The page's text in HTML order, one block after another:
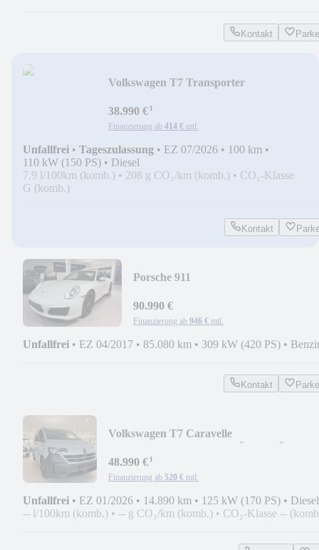
Kontakt
Volkswagen T7 Transporter
38.990 €¹
Finanzierung ab 414 € mtl.
Unfallfrei • Tageszulassung • EZ 07/2026 • 100 km •
110 kW (150 PS) • Diesel
7,9 l/100km (komb.) • 208 g CO₂/km (komb.) • CO₂-Klasse
G (komb.)
Kontakt
Porsche 911
90.990 €
Finanzierung ab 946 € mtl.
Unfallfrei • EZ 04/2017 • 85.080 km • 309 kW (420 PS) •
Kontakt
Volkswagen T7 Caravelle
48.990 €¹
Finanzierung ab 520 € mtl.
Unfallfrei • EZ 01/2026 • 14.890 km • 125 kW (170 PS) • Diesel
-- l/100km (komb.) • -- g CO₂/km (komb.) • CO₂-Klasse --